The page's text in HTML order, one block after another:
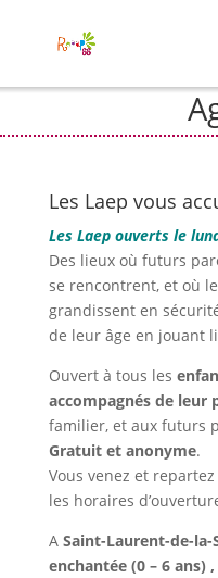
Les Laep vous
Les Laep ouverts le
Des lieux où futurs
se rencontrent, et où
grandissent en
de leur âge en jouant
Ouvert à tous les
accompagnés de leur
familier, et aux futurs
Gratuit et anonyme.
Vous venez et repartez
les horaires
A Saint-Laurent-de-la-
enchantée (0 – 6 ans)